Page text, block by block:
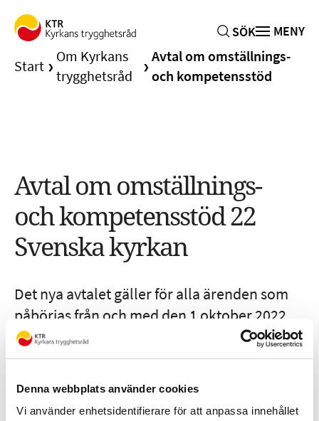
Denna webbplats använder cookies
Vi använder enhetsidentifierare för att anpassa innehållet
SÖK MENY
Kompetensstöd
Arbetsgivare
Om Kyrkans trygghetsråd
Styrelse
Avtal om omställnings- och kompetensstöd
Logga in
Start
Om Kyrkans
trygghetsråd
Avtal om omställnings-
och kompetensstöd
Avtal om omställnings-
och kompetensstöd 22
Svenska kyrkan
Det nya avtalet gäller för alla ärenden som
påbörjas från och med den 1 oktober 2022.
Arbetstagare vars anställning upphör genom
arbetsbrist eller sjukdom före den 1 oktober
omställningsavtalet.